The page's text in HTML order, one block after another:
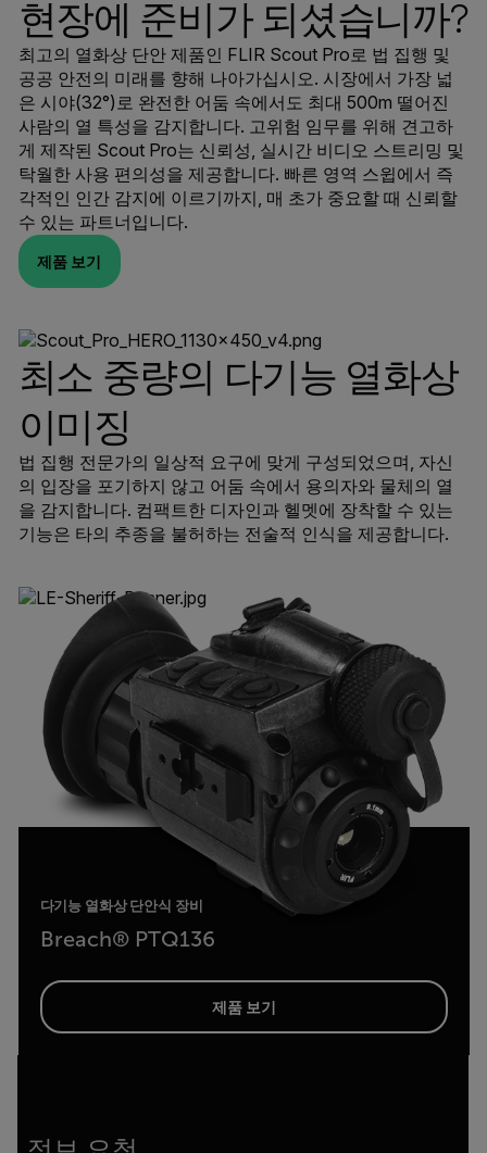
현장에 준비가 되셨습니까?
최고의 열화상 단안 제품인 FLIR Scout Pro로 법 집행 및
공공 안전의 미래를 향해 나아가십시오. 시장에서 가장 넓
은 시야(32°)로 완전한 어둠 속에서도 최대 500m 떨어진
사람의 열 특성을 감지합니다. 고위험 임무를 위해 견고하
게 제작된 Scout Pro는 신뢰성, 실시간 비디오 스트리밍 및
탁월한 사용 편의성을 제공합니다. 빠른 영역 스윕에서 즉
각적인 인간 감지에 이르기까지, 매 초가 중요할 때 신뢰할
수 있는 파트너입니다.
제품 보기
최소 중량의 다기능 열화상
이미징
법 집행 전문가의 일상적 요구에 맞게 구성되었으며, 자신
의 입장을 포기하지 않고 어둠 속에서 용의자와 물체의 열
을 감지합니다. 컴팩트한 디자인과 헬멧에 장착할 수 있는
기능은 타의 추종을 불허하는 전술적 인식을 제공합니다.
다기능 열화상 단안식 장비
Breach® PTQ136
제품 보기